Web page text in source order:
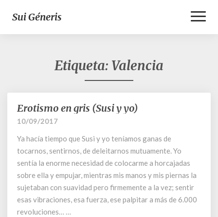
Sui Géneris
Etiqueta: Valencia
Erotismo
en
(Susi
y
yo)
Erotismo en gris (Susi y yo)
10/09/2017
Ya hacía tiempo que Susi y yo teníamos ganas de
tocarnos, sentirnos, de deleitarnos mutuamente. Yo
sentía la enorme necesidad de colocarme a horcajadas
sobre ella y empujar, mientras mis manos y mis piernas la
sujetaban con suavidad pero firmemente a la vez; sentir
esas vibraciones, esa fuerza, ese palpitar a más de 6.000
revoluciones… …